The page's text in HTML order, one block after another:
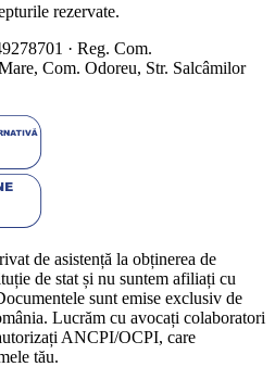
rezervate.
· Reg. Com.
Com. Odoreu, Str. Salcâmilor
de asistență la obținerea de
de stat și nu suntem afiliați cu
sunt emise exclusiv de
Lucrăm cu avocați colaboratori
ANCPI/OCPI, care
tău.